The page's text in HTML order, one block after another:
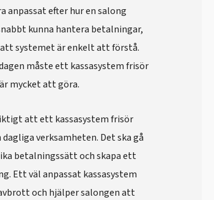
anpassat efter hur en salong
kunna hantera betalningar,
systemet är enkelt att förstå.
måste ett kassasystem frisör
mycket att göra.
att ett kassasystem frisör
verksamheten. Det ska gå
betalningssätt och skapa ett
Ett väl anpassat kassasystem
och hjälper salongen att